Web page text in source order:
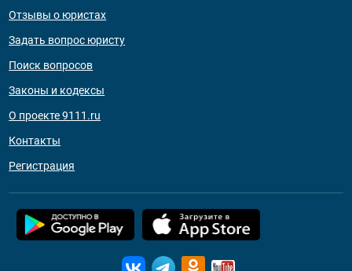
Отзывы о юристах
Задать вопрос юристу
Поиск вопросов
Законы и кодексы
О проекте 9111.ru
Контакты
Регистрация